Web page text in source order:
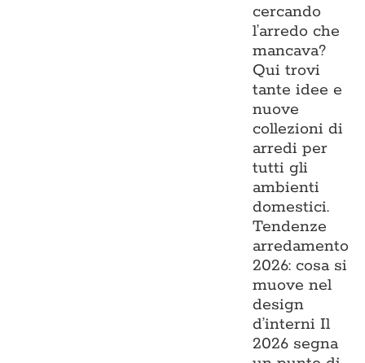
cercando
l’arredo che
mancava?
Qui trovi
tante idee e
nuove
collezioni di
arredi per
tutti gli
ambienti
domestici.
Tendenze
arredamento
2026: cosa si
muove nel
design
d’interni Il
2026 segna